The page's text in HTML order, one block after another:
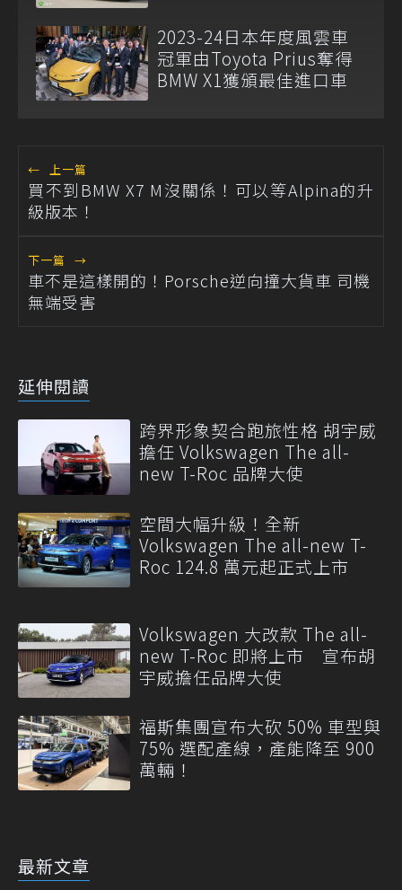
2023-24日本年度風雲車
冠軍由Toyota Prius奪得
BMW X1獲頒最佳進口車
← 上一篇
買不到BMW X7 M沒關係！可以等Alpina的升
級版本！
下一篇 →
車不是這樣開的！Porsche逆向撞大貨車 司機
無端受害
延伸閱讀
跨界形象契合跑旅性格 胡宇威
擔任 Volkswagen The all-
new T-Roc 品牌大使
空間大幅升級！全新
Volkswagen The all-new T-
Roc 124.8 萬元起正式上市
Volkswagen 大改款 The all-
new T-Roc 即將上市 宣布胡
宇威擔任品牌大使
福斯集團宣布大砍 50% 車型與
75% 選配產線，產能降至 900
萬輛！
最新文章